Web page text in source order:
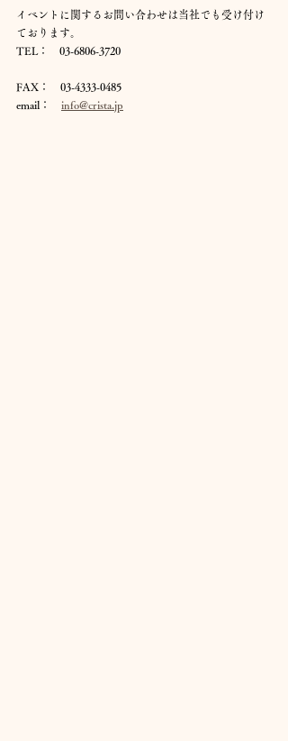
イベントに関するお問い合わせは当社でも受け付け
ております。
TEL：　03-6806-3720
FAX：　03-4333-0485
email： info@crista.jp